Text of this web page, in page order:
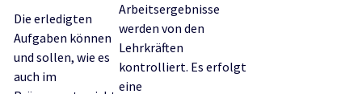
Die erledigten
Aufgaben können
und sollen, wie es
auch im
Arbeitsergebnisse
werden von den
Lehrkräften
kontrolliert. Es erfolgt
eine